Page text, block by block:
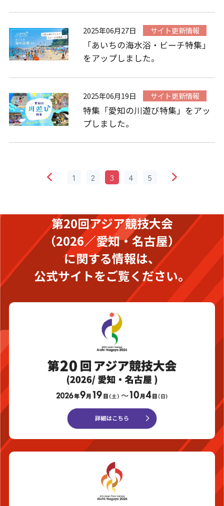
2025年06月27日 サイト更新情報
「あいちの海水浴・ビーチ特集」
をアップしました。
2025年06月19日 サイト更新情報
特集「愛知の川遊び特集」をアッ
プしました。
1 2 3 4 5
第20回アジア競技大会
（2026／愛知・名古屋）
に関する情報は、
公式サイトをご覧ください。